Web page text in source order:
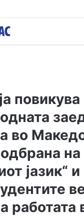
повикува
во
на
јазик“
работата